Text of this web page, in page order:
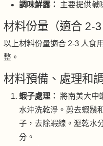
調味鮮露：
主要提供鹹
材料份量（適合 2-3
以上材料份量適合 2-3 人食
整。
材料預備、處理和
蝦子處理： 將南美大中
水沖洗乾淨。剪去蝦鬚
子，去除蝦線。瀝乾水
分。